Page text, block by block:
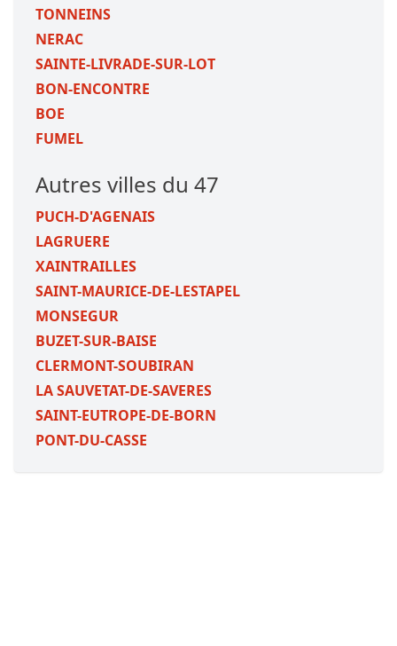
TONNEINS
NERAC
SAINTE-LIVRADE-SUR-LOT
BON-ENCONTRE
BOE
FUMEL
Autres villes du 47
PUCH-D'AGENAIS
LAGRUERE
XAINTRAILLES
SAINT-MAURICE-DE-LESTAPEL
MONSEGUR
BUZET-SUR-BAISE
CLERMONT-SOUBIRAN
LA SAUVETAT-DE-SAVERES
SAINT-EUTROPE-DE-BORN
PONT-DU-CASSE